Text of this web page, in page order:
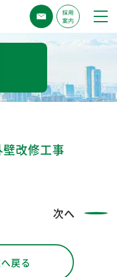
採用
案内
改修工事
次へ
戻る